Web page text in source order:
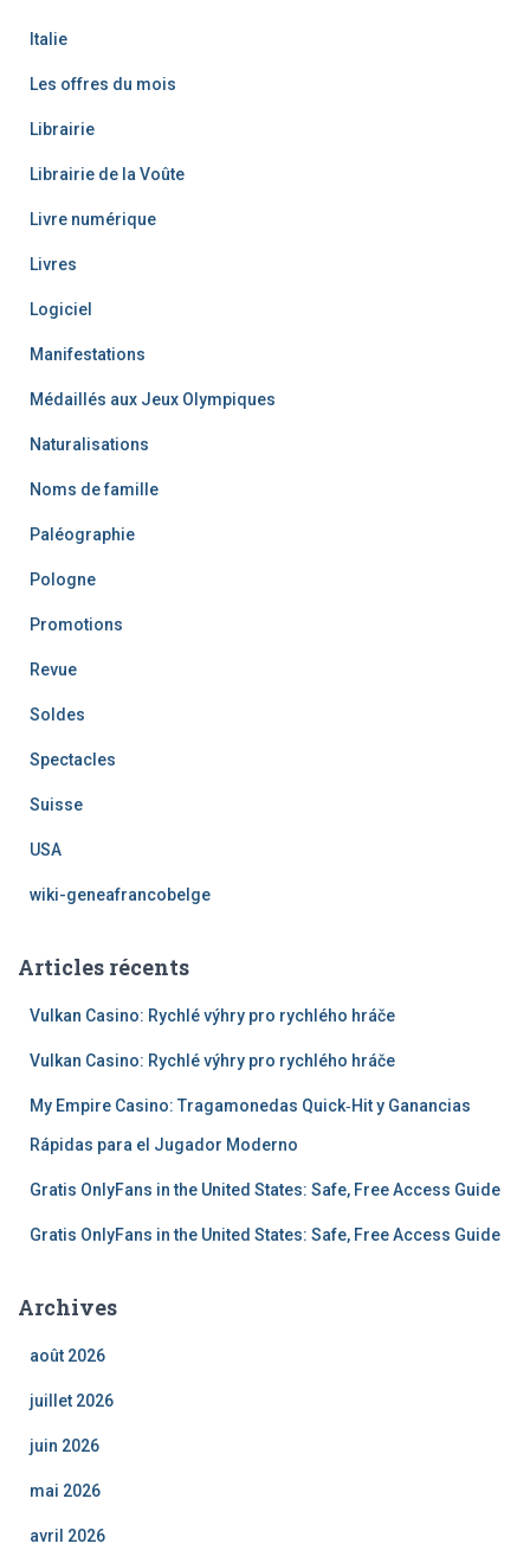
Italie
Les offres du mois
Librairie
Librairie de la Voûte
Livre numérique
Livres
Logiciel
Manifestations
Médaillés aux Jeux Olympiques
Naturalisations
Noms de famille
Paléographie
Pologne
Promotions
Revue
Soldes
Spectacles
Suisse
USA
wiki-geneafrancobelge
Articles récents
Vulkan Casino: Rychlé výhry pro rychlého hráče
Vulkan Casino: Rychlé výhry pro rychlého hráče
My Empire Casino: Tragamonedas Quick‑Hit y Ganancias
Rápidas para el Jugador Moderno
Gratis OnlyFans in the United States: Safe, Free Access Guide
Gratis OnlyFans in the United States: Safe, Free Access Guide
Archives
août 2026
juillet 2026
juin 2026
mai 2026
avril 2026